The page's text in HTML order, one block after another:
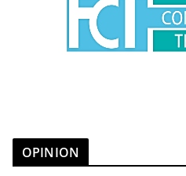
OPINION